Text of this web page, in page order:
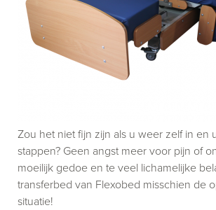
Zou het niet fijn zijn als u weer zelf in en
stappen? Geen angst meer voor pijn of
moeilijk gedoe en te veel lichamelijke
transferbed van Flexobed misschien de
situatie!